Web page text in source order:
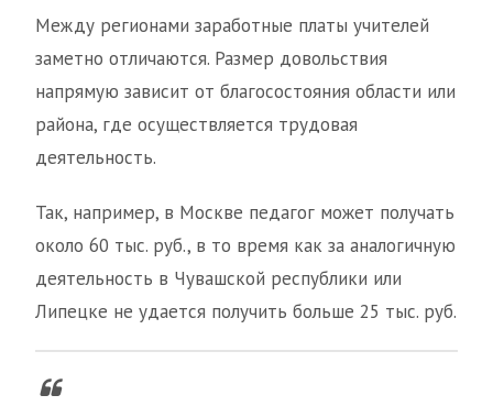
Между регионами заработные платы учителей
заметно отличаются. Размер довольствия
напрямую зависит от благосостояния области или
района, где осуществляется трудовая
деятельность.
Так, например, в Москве педагог может получать
около 60 тыс. руб., в то время как за аналогичную
деятельность в Чувашской республики или
Липецке не удается получить больше 25 тыс. руб.